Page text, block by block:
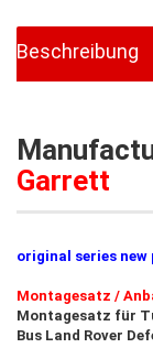
Beschreibung
Garrett
original series new
Montagesatz /
Montagesatz für
Bus Land Rover